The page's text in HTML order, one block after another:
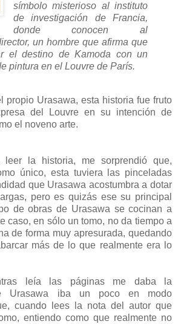
símbolo misterioso al instituto
de investigación de Francia,
donde conocen al
un hombre que afirma que
el destino de Kamoda con un
pintura en el Louvre de París.
propio Urasawa, esta historia fue fruto
del Louvre en su intención de
el noveno arte.
leer la historia, me sorprendió que,
único, esta tuviera las pinceladas
que Urasawa acostumbra a dotar
pero es quizás ese su principal
de obras de Urasawa se cocinan a
caso, en sólo un tomo, no da tiempo a
de forma muy apresurada, quedando
más de lo que realmente era lo
leía las páginas me daba la
Urasawa iba un poco en modo
cuando lees la nota del autor que
entiendo como que realmente no